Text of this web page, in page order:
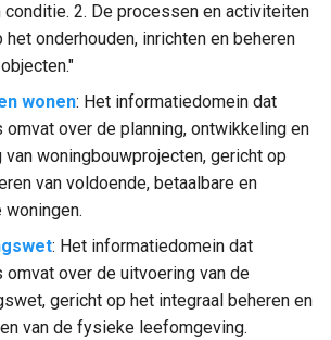
conditie. 2. De processen en activiteiten
het onderhouden, inrichten en beheren
wonen: Het informatiedomein dat
omvat over de planning, ontwikkeling en
van woningbouwprojecten, gericht op
van voldoende, betaalbare en
woningen.
: Het informatiedomein dat
omvat over de uitvoering van de
gericht op het integraal beheren en
van de fysieke leefomgeving.